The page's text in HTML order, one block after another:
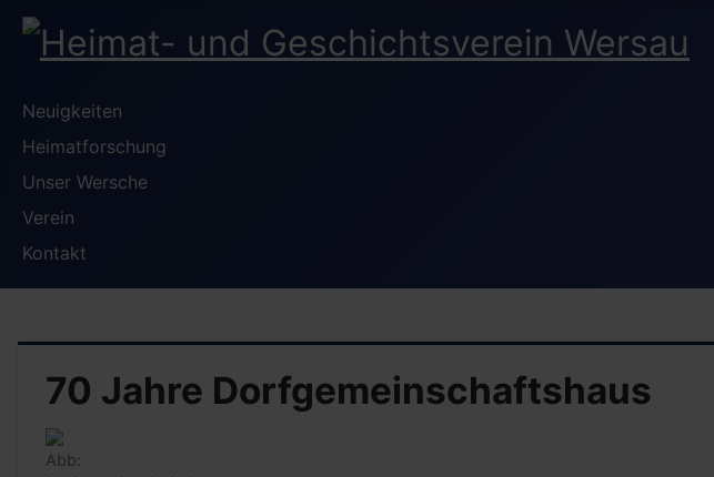
Neuigkeiten
Heimatforschung
Unser Wersche
Verein
Kontakt
70 Jahre Dorfgemeinschaftshaus
Abb: